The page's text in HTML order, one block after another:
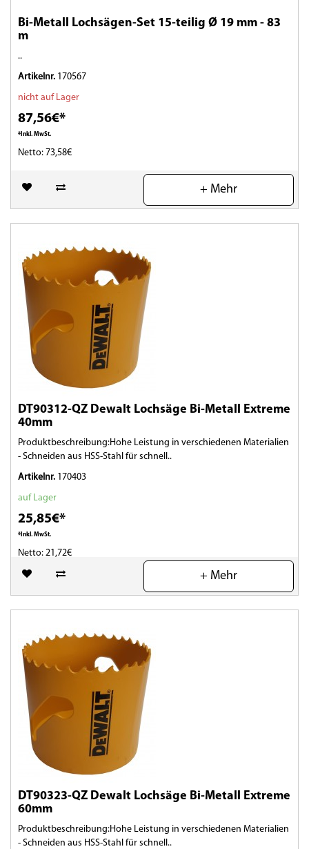
Bi-Metall Lochsägen-Set 15-teilig Ø 19 mm - 83
m
..
Artikelnr. 170567
nicht auf Lager
87,56€*
*Inkl. MwSt.
Netto: 73,58€
(0)
+ Mehr
DT90312-QZ Dewalt Lochsäge Bi-Metall Extreme
40mm
Produktbeschreibung:Hohe Leistung in verschiedenen Materialien
- Schneiden aus HSS-Stahl für schnell..
Artikelnr. 170403
auf Lager
25,85€*
*Inkl. MwSt.
Netto: 21,72€
(0)
+ Mehr
DT90323-QZ Dewalt Lochsäge Bi-Metall Extreme
60mm
Produktbeschreibung:Hohe Leistung in verschiedenen Materialien
- Schneiden aus HSS-Stahl für schnell..